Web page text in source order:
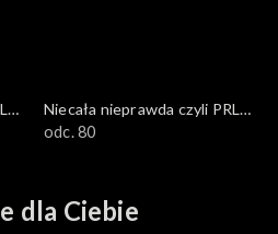
Niecała nieprawda czyli PRL
w DTV
odc. 80
dla Ciebie